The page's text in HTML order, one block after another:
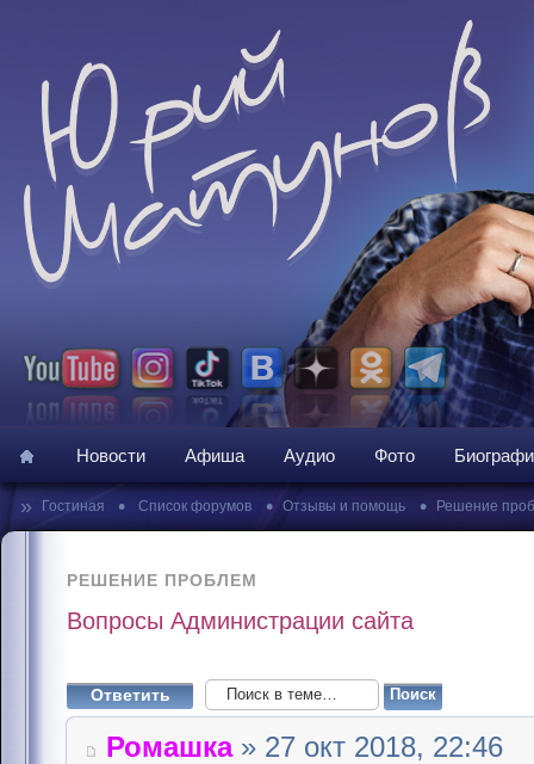
Новости Афиша Аудио Фото
» Гостиная • Список форумов • Отзывы и помощь • Решение
РЕШЕНИЕ ПРОБЛЕМ
Вопросы Администрации сайта
Ответить
Ромашка» 27 окт 2018, 22:46